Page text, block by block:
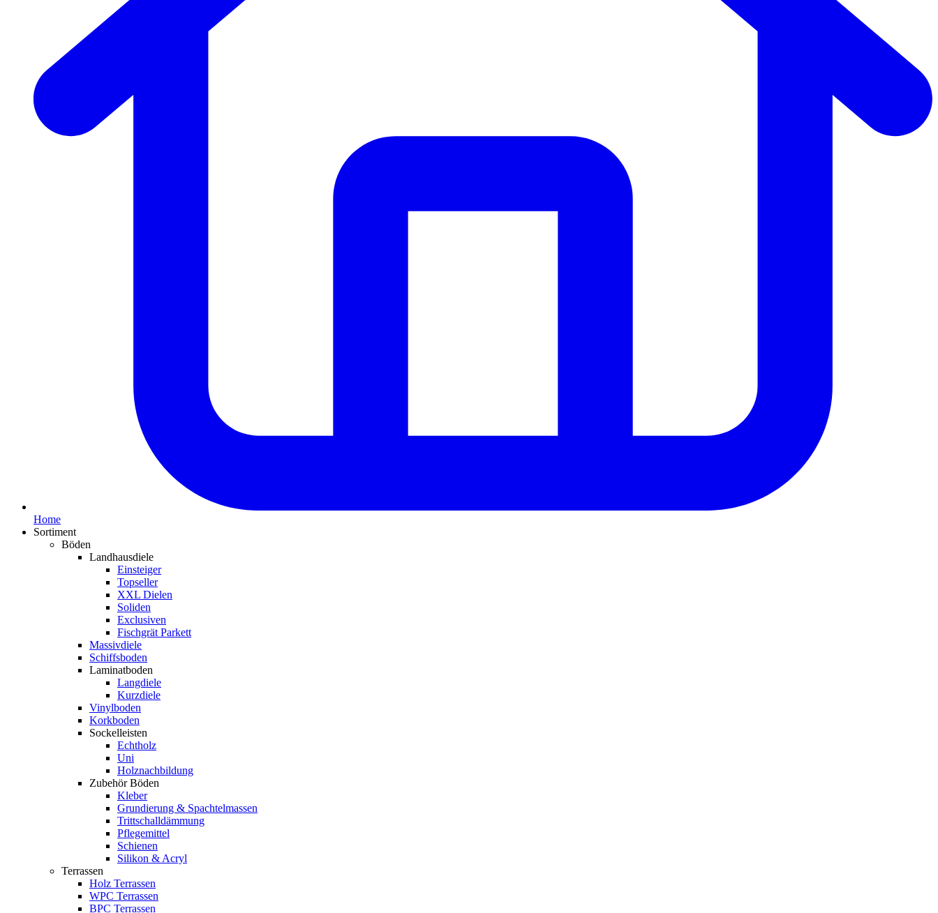
Home
Sortiment
Böden
Landhausdiele
Einsteiger
Topseller
XXL Dielen
Soliden
Exclusiven
Fischgrät Parkett
Massivdiele
Schiffsboden
Laminatboden
Langdiele
Kurzdiele
Vinylboden
Korkboden
Sockelleisten
Echtholz
Uni
Holznachbildung
Zubehör Böden
Kleber
Grundierung & Spachtelmassen
Trittschalldämmung
Pflegemittel
Schienen
Silikon & Acryl
Terrassen
Holz Terrassen
WPC Terrassen
BPC Terrassen